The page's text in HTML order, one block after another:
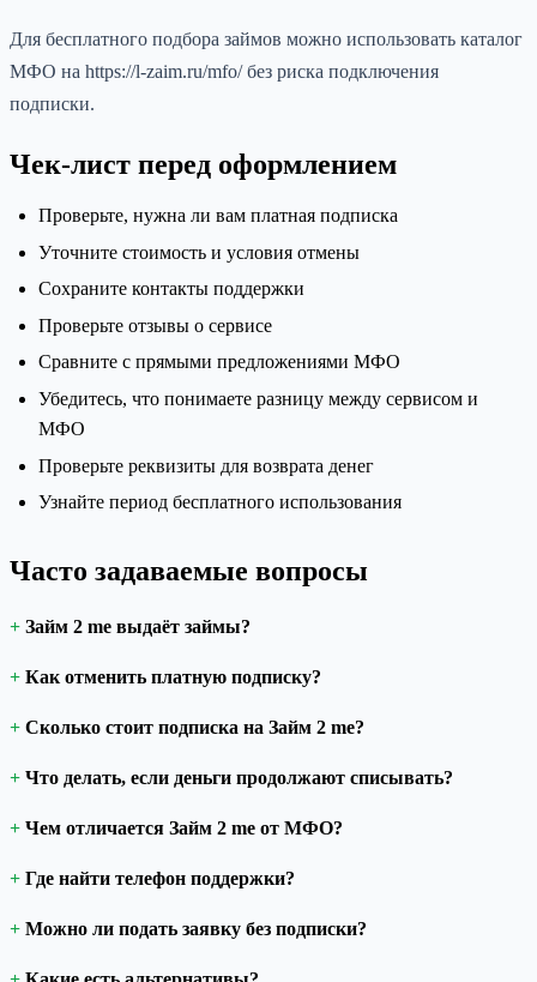
Для бесплатного подбора займов можно использовать каталог
МФО на https://l-zaim.ru/mfo/ без риска подключения
подписки.
Чек-лист перед оформлением
Проверьте, нужна ли вам платная подписка
Уточните стоимость и условия отмены
Сохраните контакты поддержки
Проверьте отзывы о сервисе
Сравните с прямыми предложениями МФО
Убедитесь, что понимаете разницу между сервисом и
МФО
Проверьте реквизиты для возврата денег
Узнайте период бесплатного использования
Часто задаваемые вопросы
Займ 2 me выдаёт займы?
Как отменить платную подписку?
Сколько стоит подписка на Займ 2 me?
Что делать, если деньги продолжают списывать?
Чем отличается Займ 2 me от МФО?
Где найти телефон поддержки?
Можно ли подать заявку без подписки?